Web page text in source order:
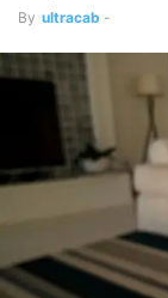
By ultracab -